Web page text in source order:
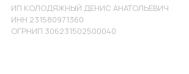
ИП КОЛОДЯЖНЫЙ ДЕНИС АНАТОЛЬЕВИЧ
ИНН 231580971360
ОГРНИП 306231502500040